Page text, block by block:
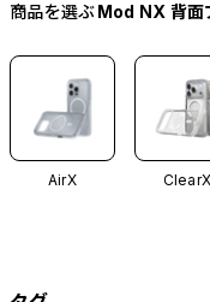
商品を選ぶMod NX 背面
AirX ClearX